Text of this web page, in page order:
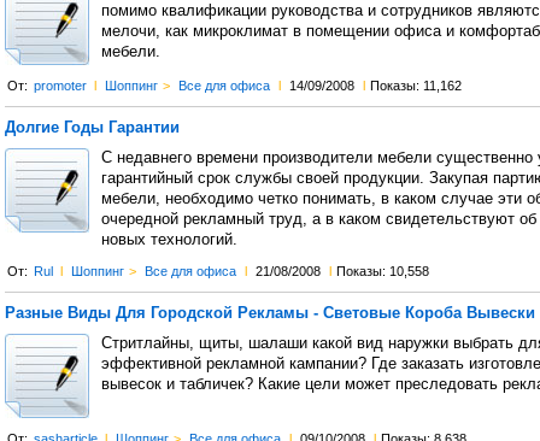
помимо квалификации руководства и сотрудников
мелочи, как микроклимат в помещении офиса и
мебели.
От: promoter l Шоппинг > Все для офиса l 14/09/2008 l Показы: 11,162
Долгие Годы Гарантии
С недавнего времени производители мебели существенно
гарантийный срок службы своей продукции. Закупая
мебели, необходимо четко понимать, в каком случае эти
очередной рекламный труд, а в каком свидетельствуют об
новых технологий.
От: Rul l Шоппинг > Все для офиса l 21/08/2008 l Показы: 10,558
Разные Виды Для Городской Рекламы - Световые Короба Вывески
Стритлайны, щиты, шалаши какой вид наружки выбрать
эффективной рекламной кампании? Где заказать
вывесок и табличек? Какие цели может преследовать